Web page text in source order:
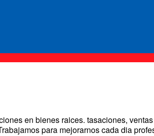
en bienes raices. tasaciones,
para mejorarnos cada dia